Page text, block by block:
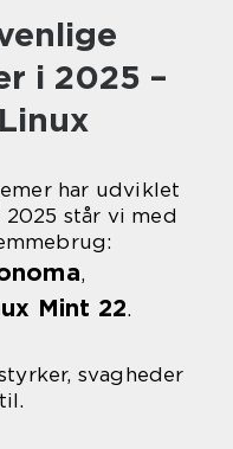
i 2025 –
har udviklet
2025 står vi med
,
Mint 22.
svagheder